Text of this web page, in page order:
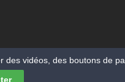
vidéos, des boutons de